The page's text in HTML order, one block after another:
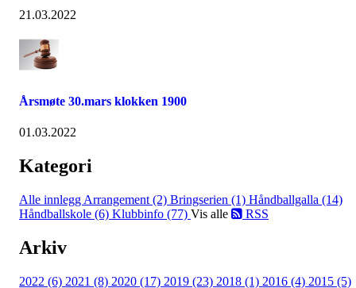
21.03.2022
Årsmøte 30.mars klokken 1900
01.03.2022
Kategori
Alle innlegg Arrangement (2) Bringserien (1) Håndballgalla (14)
Håndballskole (6) Klubbinfo (77) Vis alle RSS
Arkiv
2022 (6) 2021 (8) 2020 (17) 2019 (23) 2018 (1) 2016 (4) 2015 (5)